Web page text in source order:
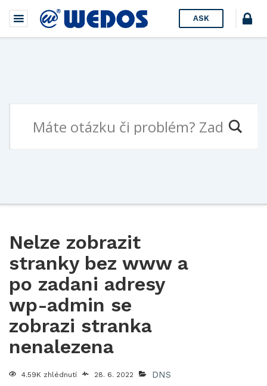
ASK
Nelze zobrazit
stranky bez www a
po zadani adresy
wp-admin se
zobrazi stranka
nenalezena
4.59K zhlédnutí 28. 6. 2022 DNS